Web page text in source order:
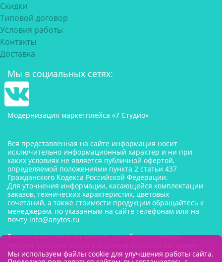
Скидки
Типовой договор
Условия работы
Контакты
Доставка
Мы в социальных сетях:
Модернизация маркетплейса «7 Студио»
Вся представленная на сайте информация носит
исключительно информационный характер и ни при
каких условиях не является публичной офертой,
определяемой положениями пункта 2 статьи 437
Гражданского Кодекса Российской Федерации.
Для уточнения информации, касающейся комплектации
заказов, технических характеристик, цветовых
сочетаний, а также стоимости продукции обращайтесь к
менеджерам, по указанным на сайте телефонам или на
почту info@anytos.ru
В нашем магазине вы можете приобрести товары
ценам от производителя. Товары для одностраничников,
Мы используем файлы cookie для улучшения работы сайта.